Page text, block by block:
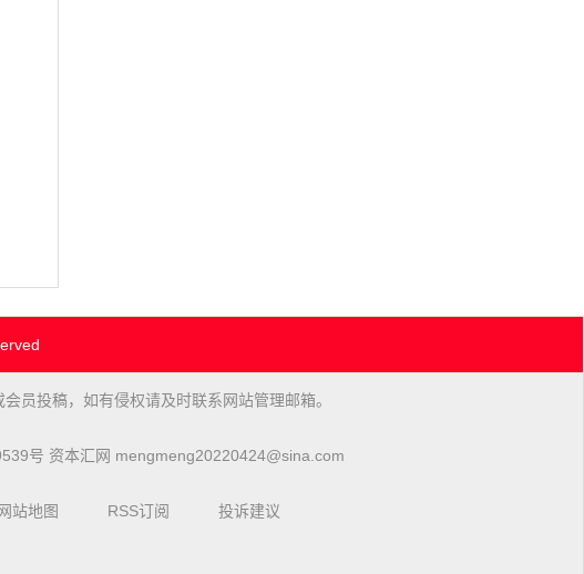
员投稿，如有侵权请及时联系网站管理邮箱。
号 资本汇网 mengmeng20220424@sina.com
网站地图 RSS订阅 投诉建议